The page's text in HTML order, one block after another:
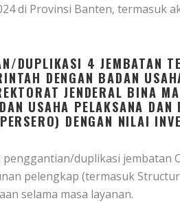
di Provinsi Banten, termasuk
DUPLIKASI 4 JEMBATAN
DENGAN BADAN
JENDERAL BINA
USAHA PELAKSANA
DENGAN NILAI
duplikasi jembatan
pelengkap (termasuk
selama masa layanan.